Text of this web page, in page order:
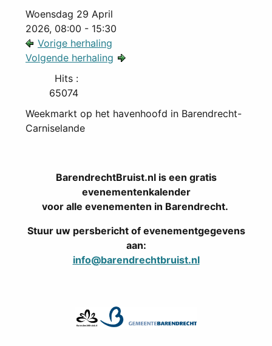
Woensdag 29 April
2026, 08:00 - 15:30
Vorige herhaling
Volgende herhaling
Hits :
65074
Weekmarkt op het havenhoofd in Barendrecht-
Carniselande
BarendrechtBruist.nl is een gratis
evenementenkalender
voor alle evenementen in Barendrecht.
Stuur uw persbericht of evenementgegevens
aan:
info@barendrechtbruist.nl